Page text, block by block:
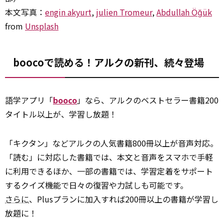
本文写真： engin akyurt, julien Tromeur,Abdullah Öğük
from Unsplash
boocoで読める！アルクの新刊、続々登場
語学アプリ「booco」なら、アルクのベストセラー書籍200
タイトル以上が、学習し放題！
「キクタン」などアルクの人気書籍800冊以上が音声対応。
「読む」に対応した書籍では、本文と音声をスマホで手軽
に利用できるほか、一部の書籍では、学習定着をサポート
するクイズ機能で日々の復習や力試しも可能です。
さらに、Plusプランに加入すれば200冊以上の書籍が学習し
放題に！